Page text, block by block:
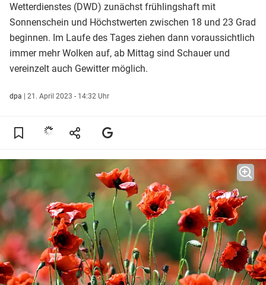
Wetterdienstes (DWD) zunächst frühlingshaft mit
Sonnenschein und Höchstwerten zwischen 18 und 23 Grad
beginnen. Im Laufe des Tages ziehen dann voraussichtlich
immer mehr Wolken auf, ab Mittag sind Schauer und
vereinzelt auch Gewitter möglich.
dpa | 21. April 2023 - 14:32 Uhr